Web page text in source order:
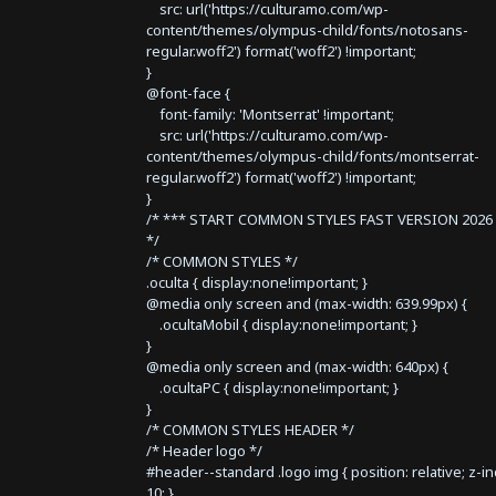
src: url('https://culturamo.com/wp-
content/themes/olympus-child/fonts/notosans-
regular.woff2') format('woff2') !important;
}
@font-face {
font-family: 'Montserrat' !important;
src: url('https://culturamo.com/wp-
content/themes/olympus-child/fonts/montserrat-
regular.woff2') format('woff2') !important;
}
/* *** START COMMON STYLES FAST VERSION
*/
/* COMMON STYLES */
.oculta { display:none!important; }
@media only screen and (max-width: 639.99px) {
.ocultaMobil { display:none!important; }
}
@media only screen and (max-width: 640px) {
.ocultaPC { display:none!important; }
}
/* COMMON STYLES HEADER */
/* Header logo */
#header--standard .logo img { position: relative; z-